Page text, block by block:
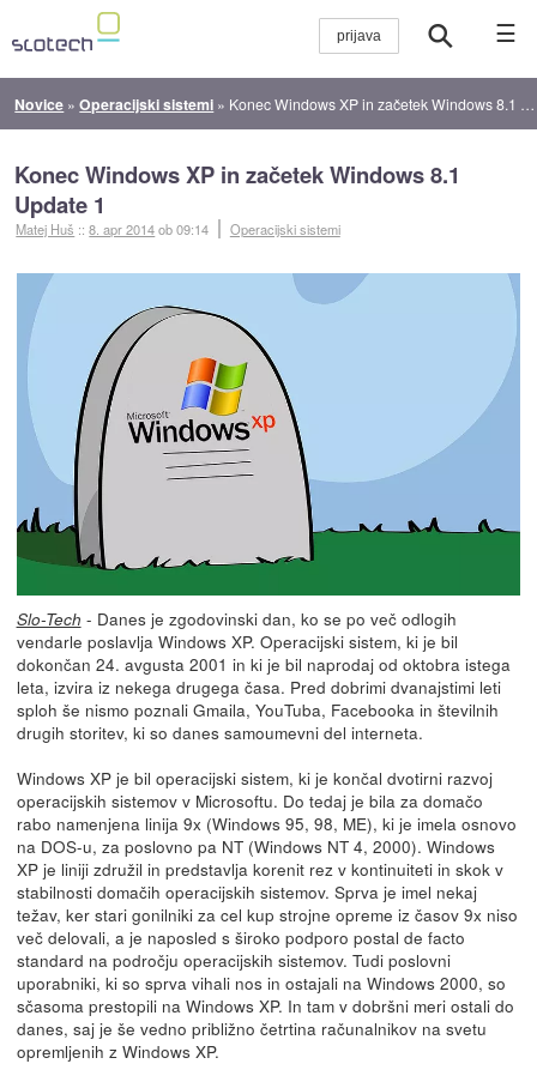
☰
Novice »Operacijski sistemi » Konec Windows XP in začetek Windows 8.1 Update 1
Konec Windows XP in začetek Windows 8.1
Update 1
Matej Huš ::8. apr 2014ob 09:14 Operacijski sistemi
Slo-Tech - Danes je zgodovinski dan, ko se po več odlogih
vendarle poslavlja Windows XP. Operacijski sistem, ki je bil
dokončan 24. avgusta 2001 in ki je bil naprodaj od oktobra istega
leta, izvira iz nekega drugega časa. Pred dobrimi dvanajstimi leti
sploh še nismo poznali Gmaila, YouTuba, Facebooka in številnih
drugih storitev, ki so danes samoumevni del interneta.
Windows XP je bil operacijski sistem, ki je končal dvotirni razvoj
operacijskih sistemov v Microsoftu. Do tedaj je bila za domačo
rabo namenjena linija 9x (Windows 95, 98, ME), ki je imela osnovo
na DOS-u, za poslovno pa NT (Windows NT 4, 2000). Windows
XP je liniji združil in predstavlja korenit rez v kontinuiteti in skok v
stabilnosti domačih operacijskih sistemov. Sprva je imel nekaj
težav, ker stari gonilniki za cel kup strojne opreme iz časov 9x niso
več delovali, a je naposled s široko podporo postal de facto
standard na področju operacijskih sistemov. Tudi poslovni
uporabniki, ki so sprva vihali nos in ostajali na Windows 2000, so
sčasoma prestopili na Windows XP. In tam v dobršni meri ostali do
danes, saj je še vedno približno četrtina računalnikov na svetu
opremljenih z Windows XP.